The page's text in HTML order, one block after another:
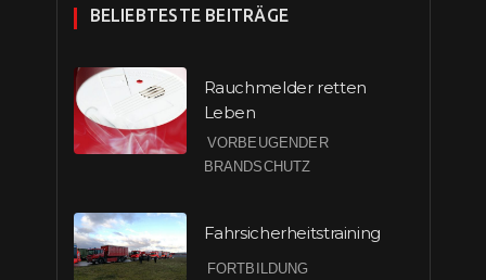
BELIEBTESTE BEITRÄGE
Rauchmelder retten
Leben
VORBEUGENDER
BRANDSCHUTZ
Fahrsicherheitstraining
FORTBILDUNG